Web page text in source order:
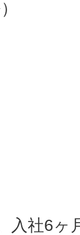
入社6ヶ